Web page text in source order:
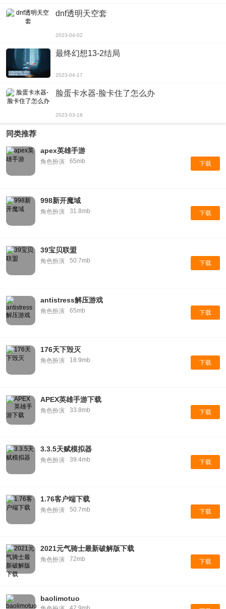
2.游戏更新及时：BAOYUTV最新地域网名是什么2022定期更新其中的游戏，让
区，玩家们可以自由的结交好友，交流游戏心得，体验游戏
BAOYUTV最新地域网名是什么2022是一款集游戏推荐、下载、社区交友、多人
联机和攻略等功能于一体的手游APP，其打破了以往游戏
dnf透明天空套
2023-04-02
最终幻想13-2结局
2023-04-17
脸蛋卡水器-脸卡住了怎么办
2023-03-18
同类推荐
apex英雄手游
角色扮演 65mb 下载
998新开魔域
角色扮演 31.8mb 下载
39宝贝联盟
角色扮演 50.7mb 下载
antistress解压游戏
角色扮演 65mb 下载
176天下毁灭
角色扮演 18.9mb 下载
APEX英雄手游下载
角色扮演 33.8mb 下载
3.3.5天赋模拟器
角色扮演 39.4mb 下载
1.76客户端下载
角色扮演 50.7mb 下载
2021元气骑士最新破解版下载
角色扮演 72mb 下载
baolimotuo